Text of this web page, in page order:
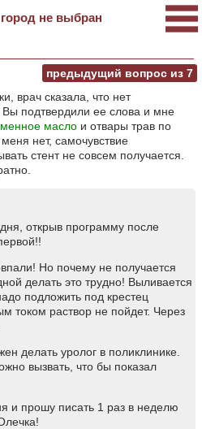
город не выбран
предыдущий вопрос из 7
врач сказала, что нет
подтвердили ее слова и мне
масло и отвары трав по
нет, самочувствие
стент не совсем получается.
открыв программу после
Но почему не получается
делать это трудно! Выливается
подложить под крестец
током раствор не пойдет. Через
делать уролог в поликлинике.
вызвать, что бы показал
и прошу писать 1 раз в неделю